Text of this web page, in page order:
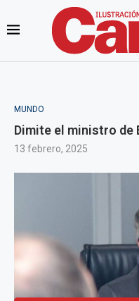
MUNDO
Dimite el ministro de
13 febrero, 2025